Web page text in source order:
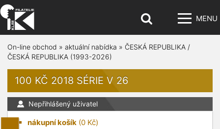
MENU
On-line obchod » aktuální nabídka » ČESKÁ REPUBLIKA /
ČESKÁ REPUBLIKA (1993-2026)
100 KČ 2018 SÉRIE V 26
Nepřihlášený uživatel
nákupní košík (0 Kč)